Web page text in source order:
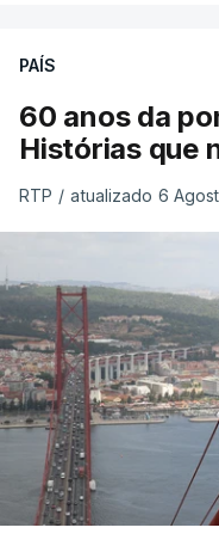
PAÍS
60 anos da
Histórias que
RTP / atualizado 6